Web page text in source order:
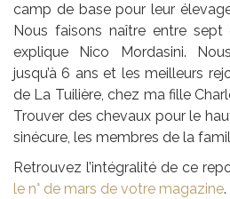
camp de base pour leur
Nous faisons naître entre
explique Nico Mordasini.
jusqu’à 6 ans et les meilleurs
de La Tuilière, chez ma fille
Trouver des chevaux pour le
sinécure, les membres de la
Retrouvez l’intégralité de ce
le n° de mars de votre magazine.